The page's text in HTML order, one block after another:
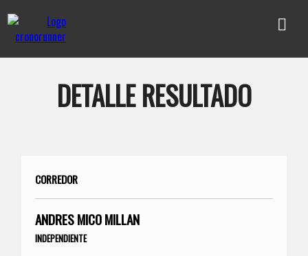
DETALLE RESULTADO
CORREDOR
ANDRES MICO MILLAN
INDEPENDIENTE